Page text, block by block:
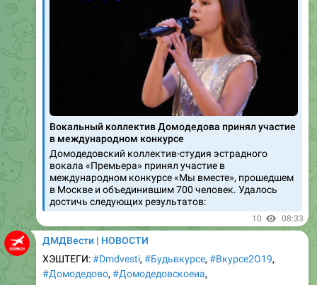
Вокальный коллектив Домодедова принял участие
в международном конкурсе
Домодедовский коллектив-студия эстрадного
вокала «Премьера» принял участие в
международном конкурсе «Мы вместе», прошедшем
в Москве и объединившим 700 человек. Удалось
достичь следующих результатов:
10
ДМДВести | НОВОСТИ
ХЭШТЕГИ:#Dmdvesti,#Бyдьвкурсе,#Вкyрсе2О19,
#Домодедово,#Домодедовскоеиа
#Нашеподмосковье, #Новостидомодедово
РУБРИКИ: Новости, Новости Домодедово